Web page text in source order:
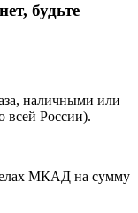
будьте
наличными или
всей России).
МКАД на сумму